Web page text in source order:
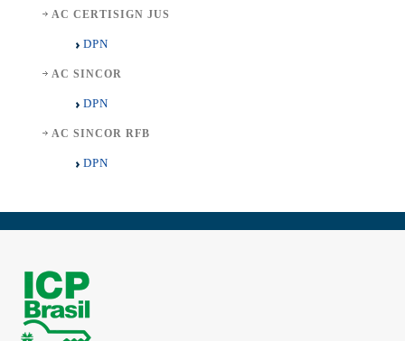
AC CERTISIGN JUS
DPN
AC SINCOR
DPN
AC SINCOR RFB
DPN